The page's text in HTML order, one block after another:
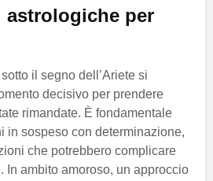
astrologiche per
il segno dell’Ariete si
decisivo per prendere
rimandate. È fondamentale
in sospeso con determinazione,
che potrebbero complicare
In ambito amoroso, un approccio